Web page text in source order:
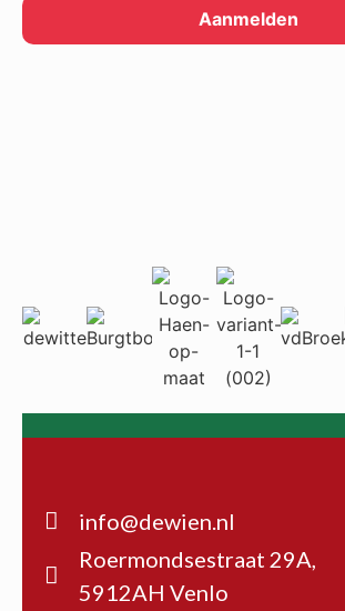
Aanmelden
info@dewien.nl
Roermondsestraat 29A,
5912AH Venlo